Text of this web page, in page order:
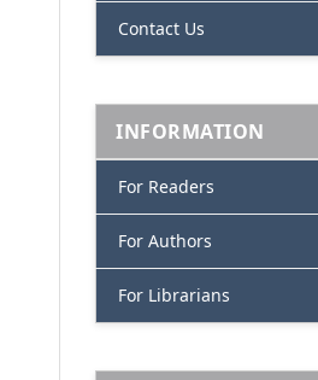
Contact Us
INFORMATION
For Readers
For Authors
For Librarians